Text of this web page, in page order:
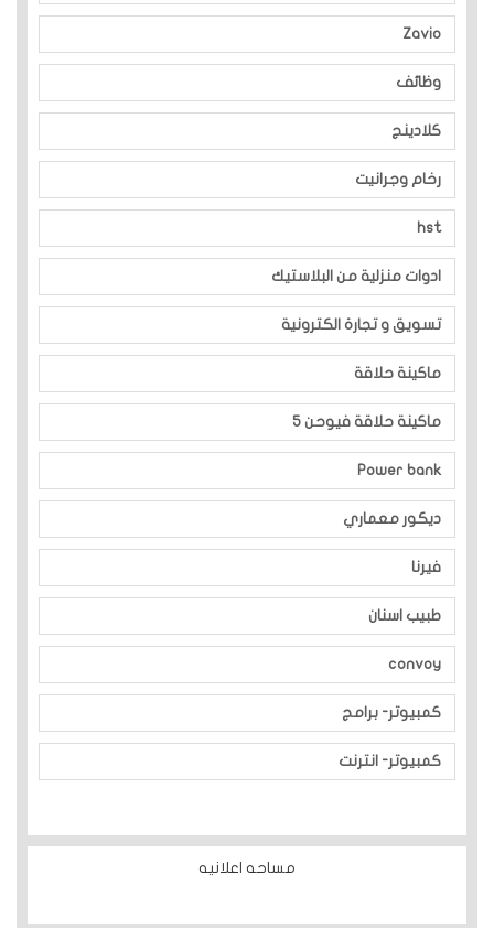
Zavio
وظائف
كلادينج
رخام وجرانيت
hst
ادوات منزلية من البلاستيك
تسويق و تجارة الكترونية
ماكينة حلاقة
ماكينة حلاقة فيوحن 5
Power bank
ديكور معماري
فيرنا
طبيب اسنان
convoy
كمبيوتر- برامج
كمبيوتر- انترنت
مساحه اعلانيه